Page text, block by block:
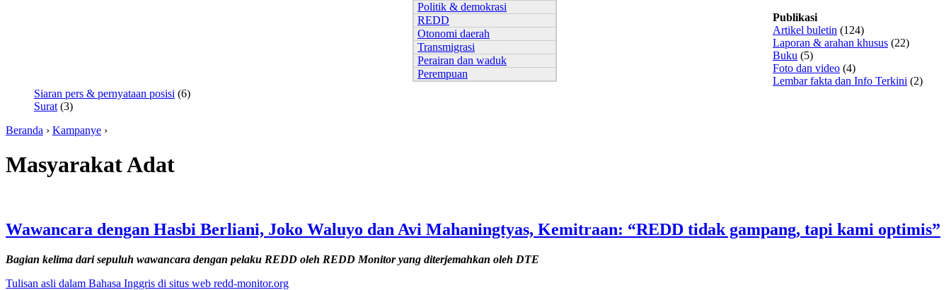
Politik & demokrasi
REDD
Otonomi daerah
Transmigrasi
Perairan dan waduk
Perempuan
Publikasi
Artikel buletin (124)
Laporan & arahan khusus (22)
Buku (5)
Foto dan video (4)
Lembar fakta dan Info Terkini (2)
Siaran pers & pernyataan posisi (6)
Surat (3)
Beranda › Kampanye ›
Masyarakat Adat
Wawancara dengan Hasbi Berliani, Joko Waluyo dan Avi Mahaningtyas, Kemitraan: “REDD tidak gampang, tapi kami optimis”
Bagian kelima dari sepuluh wawancara dengan pelaku REDD oleh REDD Monitor yang diterjemahkan oleh DTE
Tulisan asli dalam Bahasa Inggris di situs web redd-monitor.org